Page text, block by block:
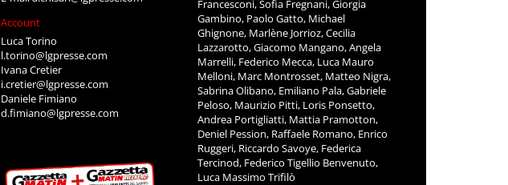
Account
Luca Torino
l.torino@lgpresse.com
Ivana Cretier
i.cretier@lgpresse.com
Daniele Fimiano
d.fimiano@lgpresse.com
Francesconi, Sofia Fregnani, Giorgia
Gambino, Paolo Gatto, Michael
Ghignone, Marlène Jorrioz, Cecilia
Lazzarotto, Giacomo Mangano, Angela
Marrelli, Federico Mecca, Luca Mauro
Melloni, Marc Montrosset, Matteo Nigra,
Sabrina Olibano, Emiliano Pala, Gabriele
Peloso, Maurizio Pitti, Loris Ponsetto,
Andrea Portigliatti, Mattia Pramotton,
Deniel Pession, Raffaele Romano, Enrico
Ruggeri, Riccardo Savoye, Federica
Tercinod, Federico Tigellio Benvenuto,
Luca Massimo Trifilò